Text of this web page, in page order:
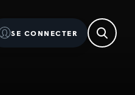
SE CONNECTER